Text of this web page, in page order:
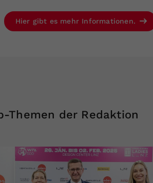
Hier gibt es mehr Informationen.
Themen der Redaktion